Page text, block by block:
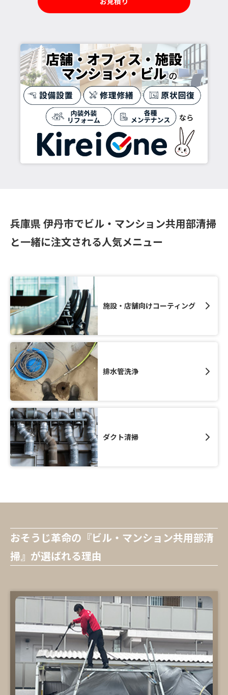
兵庫県 伊丹市でビル・マンション共用部清掃
と一緒に注文される人気メニュー
施設・店舗向けコーティング
排水管洗浄
ダクト清掃
おそうじ革命の『ビル・マンション共用部清
掃』が選ばれる理由